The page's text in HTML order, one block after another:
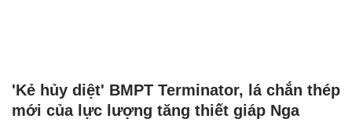
'Kẻ hủy diệt' BMPT Terminator, lá chắn thép
mới của lực lượng tăng thiết giáp Nga